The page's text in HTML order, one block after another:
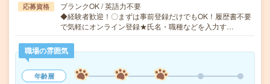
応募資格
ブランクOK / 英語力不要
◆経験者歓迎！〇まずは事前登録だけでもOK！履歴書不要
で気軽にオンライン登録★氏名・職種などを入力す…
職場の雰囲気
年齢層